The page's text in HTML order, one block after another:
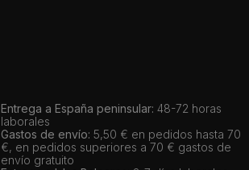
Entrega a España peninsular: 48-72 horas
laborales
Gastos de envío: 5,50 € en pedidos hasta 70
€, en pedidos superiores a 70 € gastos de
envío gratuito